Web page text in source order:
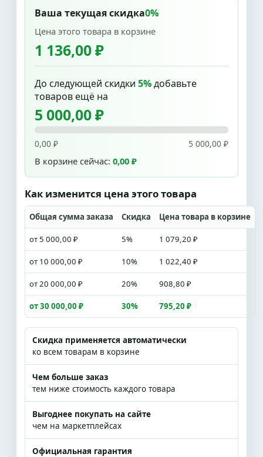
Ваша текущая скидка0%
Цена этого товара в корзине
1 136,00 ₽
До следующей скидки 5%добавьте
товаров ещё на
5 000,00 ₽
0,00 ₽ 5 000,00 ₽
В корзине сейчас: 0,00 ₽
Как изменится цена этого товара
Общая сумма заказа Скидка Цена товара в корзине
от 5 000,00 ₽ 5% 1 079,20 ₽
от 10 000,00 ₽ 10% 1 022,40 ₽
от 20 000,00 ₽ 20% 908,80 ₽
от 30 000,00 ₽ 30% 795,20 ₽
Скидка применяется автоматически
ко всем товарам в корзине
Чем больше заказ
тем ниже стоимость каждого товара
Выгоднее покупать на сайте
чем на маркетплейсах
Официальная гарантия